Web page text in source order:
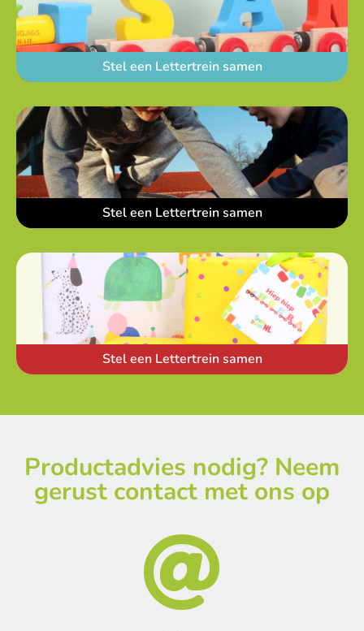
Stel een Lettertrein samen
Stel een Lettertrein samen
Stel een Lettertrein samen
Productadvies nodig? Neem
gerust contact met ons op
